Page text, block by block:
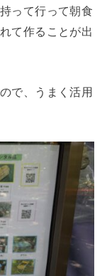
って行って朝食
て作ることが出
で、うまく活用